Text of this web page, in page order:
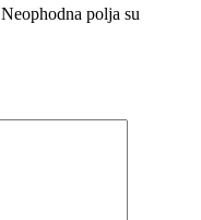
Neophodna polja su